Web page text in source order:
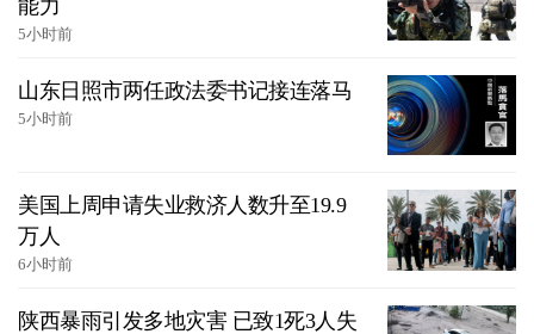
能力
5小时前
山东日照市两任政法委书记接连落马
5小时前
美国上周申请失业救济人数升至19.9
万人
6小时前
陕西暴雨引发多地灾害 已致1死3人失